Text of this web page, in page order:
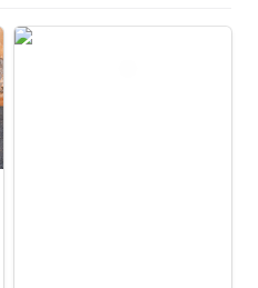
CN8 Noticias Canarias en